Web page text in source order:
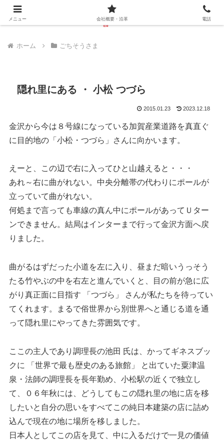
ホーム ごちそうさま
隠れ里にある ・ 小松 つづら
2015.01.23 2023.12.18
金沢から今は８号線になっている加賀産業道路を真直ぐ
に目的地の「小松・つづら」さんに向かいます。
えーと、この辺で右に入ってひと山越えると・・・
あれ～右に曲がれない。中央分離帯の代わりにポールが
立っていて曲がれない。
何処まで言っても車線の真ん中にポールがあってＵター
ンできません。結局はインターまで行って金沢方面へ戻
りました。
曲がるはずだった小道を左に入り、昼まだ暗いうっそう
たる竹やぶの中を右左と進んでいくと、目の前が急に広
がり真正面に目指す 「つづら」 さんが私たちを待ってい
てくれます。まるで俗世界から別世界へと通じる道を通
って隠れ里にやってきた雰囲気です。
ここの主人であり調理長の池田 氏は、かってギネスブッ
クに 「世界で最も歴史のある旅館」 と出ていた粟津温
泉・法師の調理長を長年勤め、小松駅の近くで独立し
て、０６年秋には、どうしてもこの隠れ里の地に店を移
したいと自分の思いをすべてこの純日本建築の店に詰め
込んで現在の地に場所を移しました。
日本人としてこの店を見て、中に入るだけで一見の価値
メニュー 会社概要・沿革 電話